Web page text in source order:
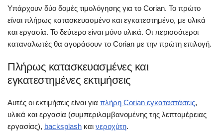
Υπάρχουν δύο δομές τιμολόγησης για το Corian. Το πρώτο
είναι πλήρως κατασκευασμένο και εγκατεστημένο, με υλικά
και εργασία. Το δεύτερο είναι μόνο υλικά. Οι περισσότεροι
καταναλωτές θα αγοράσουν το Corian με την πρώτη επιλογή.
Πλήρως κατασκευασμένες και
εγκατεστημένες εκτιμήσεις
Αυτές οι εκτιμήσεις είναι για πλήρη Corian εγκαταστάσεις,
υλικά και εργασία (συμπεριλαμβανομένης της λεπτομέρειας
εργασίας), backsplash και νεροχύτη.